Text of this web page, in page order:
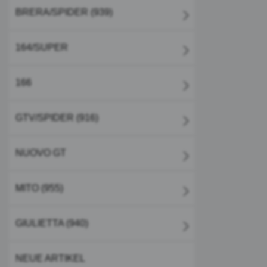
BRERA/SPIDER (939)
164/SUPER
166
GTV/SPIDER (916)
NUOVO GT
MITO (955)
GIULIETTA (940)
NEUE ARTIKEL